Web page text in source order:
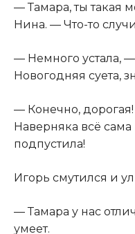
— Тамара, ты такая
Нина. — Что-то
— Немного устала,
Новогодняя суета,
— Конечно,
Наверняка всё сама
подпустила!
Игорь смутился и
— Тамара у нас
умеет.